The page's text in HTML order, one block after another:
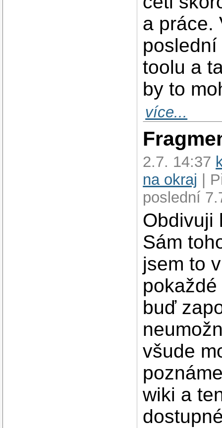
a práce.
toolu a
by to
více...
2.7. 14:37
na okraj |
poslední
Obdivuji
Sám
jsem to
buď
všude
wiki a